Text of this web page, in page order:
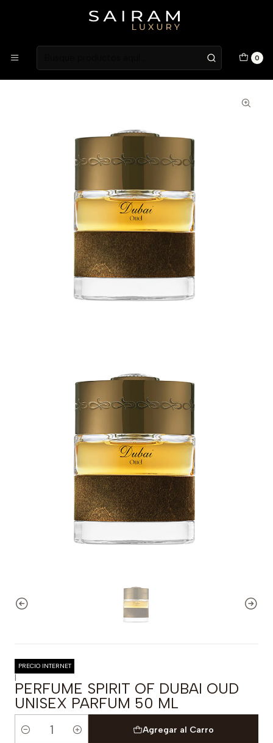
0
Atención en Guardia Vieja 202, Local 1
Inicio Niche Brands The Spirit of Dubai
PERFUME SPIRIT OF DUBAI OUD UNISEX PARFUM 50 ML
PRECIO INTERNET
|
PERFUME SPIRIT OF DUBAI OUD
UNISEX PARFUM 50 ML
Cantidad
Agregar al Carro